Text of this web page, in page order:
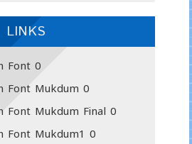
LINKS
Font0
Font Mukdum 0
Font Mukdum Final 0
Font Mukdum1 0